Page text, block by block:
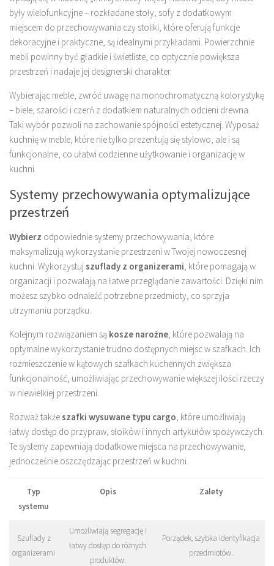
były wielofunkcyjne – rozkładane stoły, sofy z dodatkowym
miejscem do przechowywania czy stoliki, które oferują funkcje
dekoracyjne i praktyczne, są idealnymi przykładami. Powierzchnie
mebli powinny być gładkie i świetliste, co optycznie powiększa
przestrzeń i nadaje jej designerski charakter.
Wybierając meble, zwróć uwagę na monochromatyczną kolorystykę
– biele, szarości i czerń z dodatkiem naturalnych odcieni drewna.
Taki wybór pozwoli na zachowanie spójności estetycznej. Wyposaż
kuchnię w meble, które nie tylko prezentują się stylowo, ale i są
funkcjonalne, co ułatwi codzienne użytkowanie i organizację w
kuchni.
Systemy przechowywania optymalizujące
przestrzeń
Wybierz odpowiednie systemy przechowywania, które
maksymalizują wykorzystanie przestrzeni w Twojej nowoczesnej
kuchni. Wykorzystujszuflady z organizerami , które pomagają w
organizacji i pozwalają na łatwe przeglądanie zawartości. Dzięki nim
możesz szybko odnaleźć potrzebne przedmioty, co sprzyja
utrzymaniu porządku.
Kolejnym rozwiązaniem są kosze narożne , które pozwalają na
optymalne wykorzystanie trudno dostępnych miejsc w szafkach. Ich
rozmieszczenie w kątowych szafkach kuchennych zwiększa
funkcjonalność, umożliwiając przechowywanie większej ilości rzeczy
w niewielkiej przestrzeni.
Rozważ takżeszafki wysuwane typu cargo , które umożliwiają
łatwy dostęp do przypraw, słoików i innych artykułów spożywczych.
Te systemy zapewniają dodatkowe miejsca na przechowywanie,
jednocześnie oszczędzając przestrzeń w kuchni.
Typ
systemu
Opis Zalety
Szuflady z
organizerami
Umożliwiają segregację i
łatwy dostęp do różnych
produktów.
Porządek, szybka identyfikacja
przedmiotów.